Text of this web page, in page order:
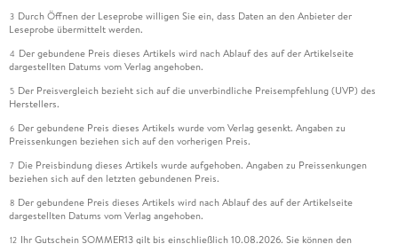
3 Durch Öffnen der Leseprobe willigen Sie ein, dass Daten an den Anbieter der
Leseprobe übermittelt werden.
4 Der gebundene Preis dieses Artikels wird nach Ablauf des auf der Artikelseite
dargestellten Datums vom Verlag angehoben.
5 Der Preisvergleich bezieht sich auf die unverbindliche Preisempfehlung (UVP) des
Herstellers.
6 Der gebundene Preis dieses Artikels wurde vom Verlag gesenkt. Angaben zu
Preissenkungen beziehen sich auf den vorherigen Preis.
7 Die Preisbindung dieses Artikels wurde aufgehoben. Angaben zu Preissenkungen
beziehen sich auf den letzten gebundenen Preis.
8 Der gebundene Preis dieses Artikels wird nach Ablauf des auf der Artikelseite
dargestellten Datums vom Verlag angehoben.
12 Ihr Gutschein SOMMER13 gilt bis einschließlich 10.08.2026. Sie können den